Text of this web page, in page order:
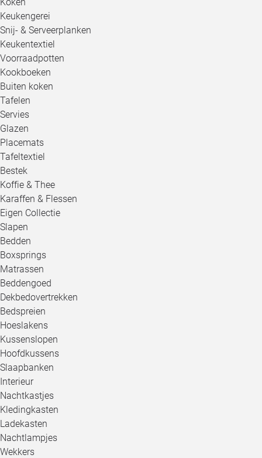
Keukengerei
Snij- & Serveerplanken
Keukentextiel
Voorraadpotten
Kookboeken
Buiten koken
Tafelen
Servies
Glazen
Placemats
Tafeltextiel
Bestek
Koffie & Thee
Karaffen & Flessen
Eigen Collectie
Slapen
Bedden
Boxsprings
Matrassen
Beddengoed
Dekbedovertrekken
Bedspreien
Hoeslakens
Kussenslopen
Hoofdkussens
Slaapbanken
Interieur
Nachtkastjes
Kledingkasten
Ladekasten
Nachtlampjes
Wekkers